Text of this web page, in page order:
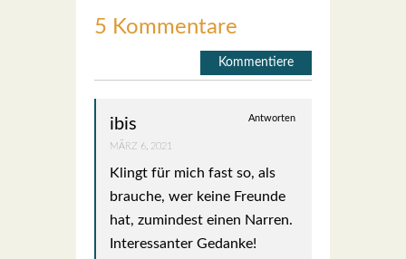
5 Kommentare
Kommentiere
ibis Antworten
MÄRZ 6, 2021
Klingt für mich fast so, als
brau­che, wer kei­ne Freun­de
hat, zumin­dest einen Nar­ren.
Inter­es­san­ter Gedan­ke!